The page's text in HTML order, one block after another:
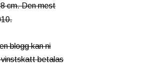
cm. Den mest
blogg kan ni
vinstskatt betalas